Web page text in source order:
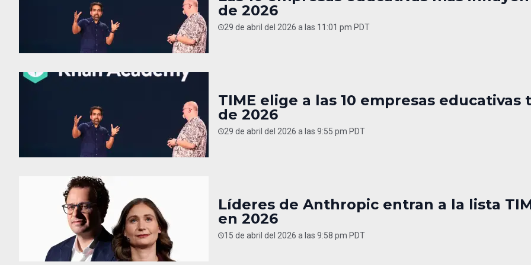
de 2026
29 de abril del 2026 a las 11:01 pm PDT
TIME elige a las 10 empresas educativas
de 2026
29 de abril del 2026 a las 9:55 pm PDT
Líderes de Anthropic entran a la lista
en 2026
15 de abril del 2026 a las 9:58 pm PDT